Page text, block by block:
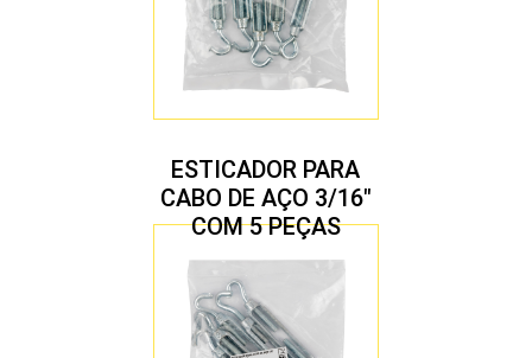
ESTICADOR PARA
CABO DE AÇO 3/16″
COM 5 PEÇAS